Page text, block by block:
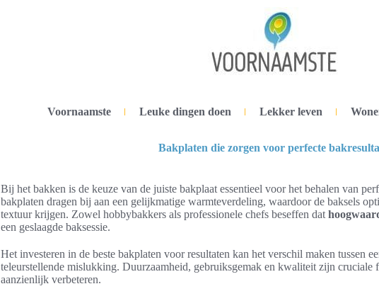
Voornaamste Leuke dingen doen Lekker leven
Bakplaten die zorgen voor perfecte
Bij het bakken is de keuze van de juiste bakplaat essentieel voor het behalen van
bakplaten dragen bij aan een gelijkmatige warmteverdeling, waardoor de baksels
textuur krijgen. Zowel hobbybakkers als professionele chefs beseffen dat
een geslaagde baksessie.
Het investeren in de beste bakplaten voor resultaten kan het verschil maken tussen
teleurstellende mislukking. Duurzaamheid, gebruiksgemak en kwaliteit zijn cruciale
aanzienlijk verbeteren.